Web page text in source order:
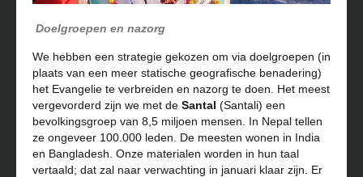
Doelgroepen en nazorg
We hebben een strategie gekozen om via doelgroepen (in
plaats van een meer statische geografische benadering)
het Evangelie te verbreiden en nazorg te doen. Het meest
vergevorderd zijn we met de Santal (Santali) een
bevolkingsgroep van 8,5 miljoen mensen. In Nepal tellen
ze ongeveer 100.000 leden. De meesten wonen in India
en Bangladesh. Onze materialen worden in hun taal
vertaald; dat zal naar verwachting in januari klaar zijn. Er